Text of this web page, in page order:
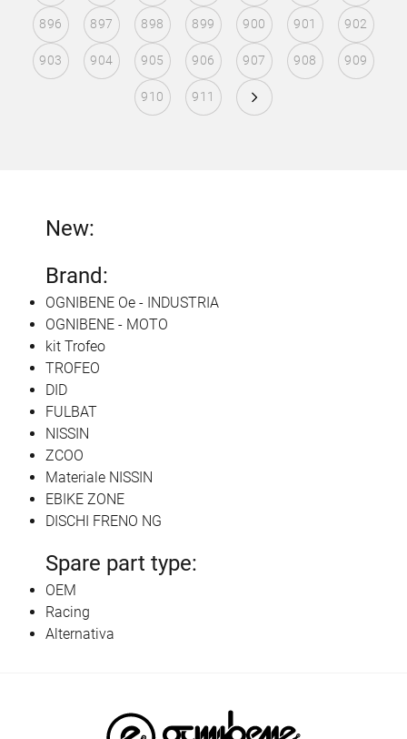
896 897 898 899 900 901 902
903 904 905 906 907 908 909
910 911
New:
Brand:
OGNIBENE Oe - INDUSTRIA
OGNIBENE - MOTO
kit Trofeo
TROFEO
DID
FULBAT
NISSIN
ZCOO
Materiale NISSIN
EBIKE ZONE
DISCHI FRENO NG
Spare part type:
OEM
Racing
Alternativa